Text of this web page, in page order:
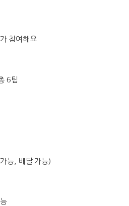
참여해요
6팀
능, 배달 가능)